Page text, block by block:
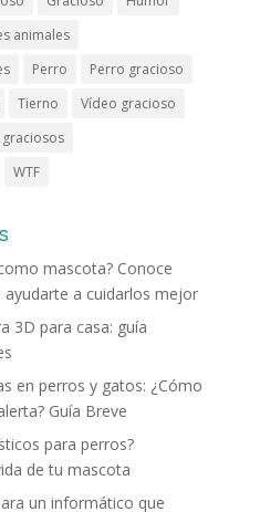
animales
Perro
Perro gracioso
Tierno
Vídeo gracioso
WTF
mascota? Conoce
a cuidarlos mejor
3D para casa: guía
en perros y gatos: ¿Cómo
Guía Breve
para perros?
de tu mascota
un informático que